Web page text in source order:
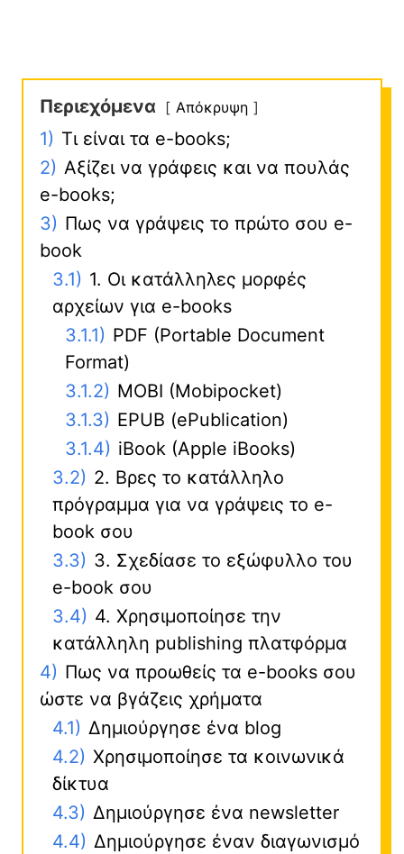
Περιεχόμενα Απόκρυψη
1) Τι είναι τα e-books;
2) Αξίζει να γράφεις και να πουλάς
e-books;
3) Πως να γράψεις το πρώτο σου e-
book
3.1) 1. Οι κατάλληλες μορφές
αρχείων για e-books
3.1.1) PDF (Portable Document
Format)
3.1.2) MOBI (Mobipocket)
3.1.3) EPUB (ePublication)
3.1.4) iBook (Apple iBooks)
3.2) 2. Βρες το κατάλληλο
πρόγραμμα για να γράψεις το e-
book σου
3.3) 3. Σχεδίασε το εξώφυλλο του
e-book σου
3.4) 4. Χρησιμοποίησε την
κατάλληλη publishing πλατφόρμα
4) Πως να προωθείς τα e-books σου
ώστε να βγάζεις χρήματα
4.1) Δημιούργησε ένα blog
4.2) Χρησιμοποίησε τα κοινωνικά
δίκτυα
4.3) Δημιούργησε ένα newsletter
4.4) Δημιούργησε έναν διαγωνισμό